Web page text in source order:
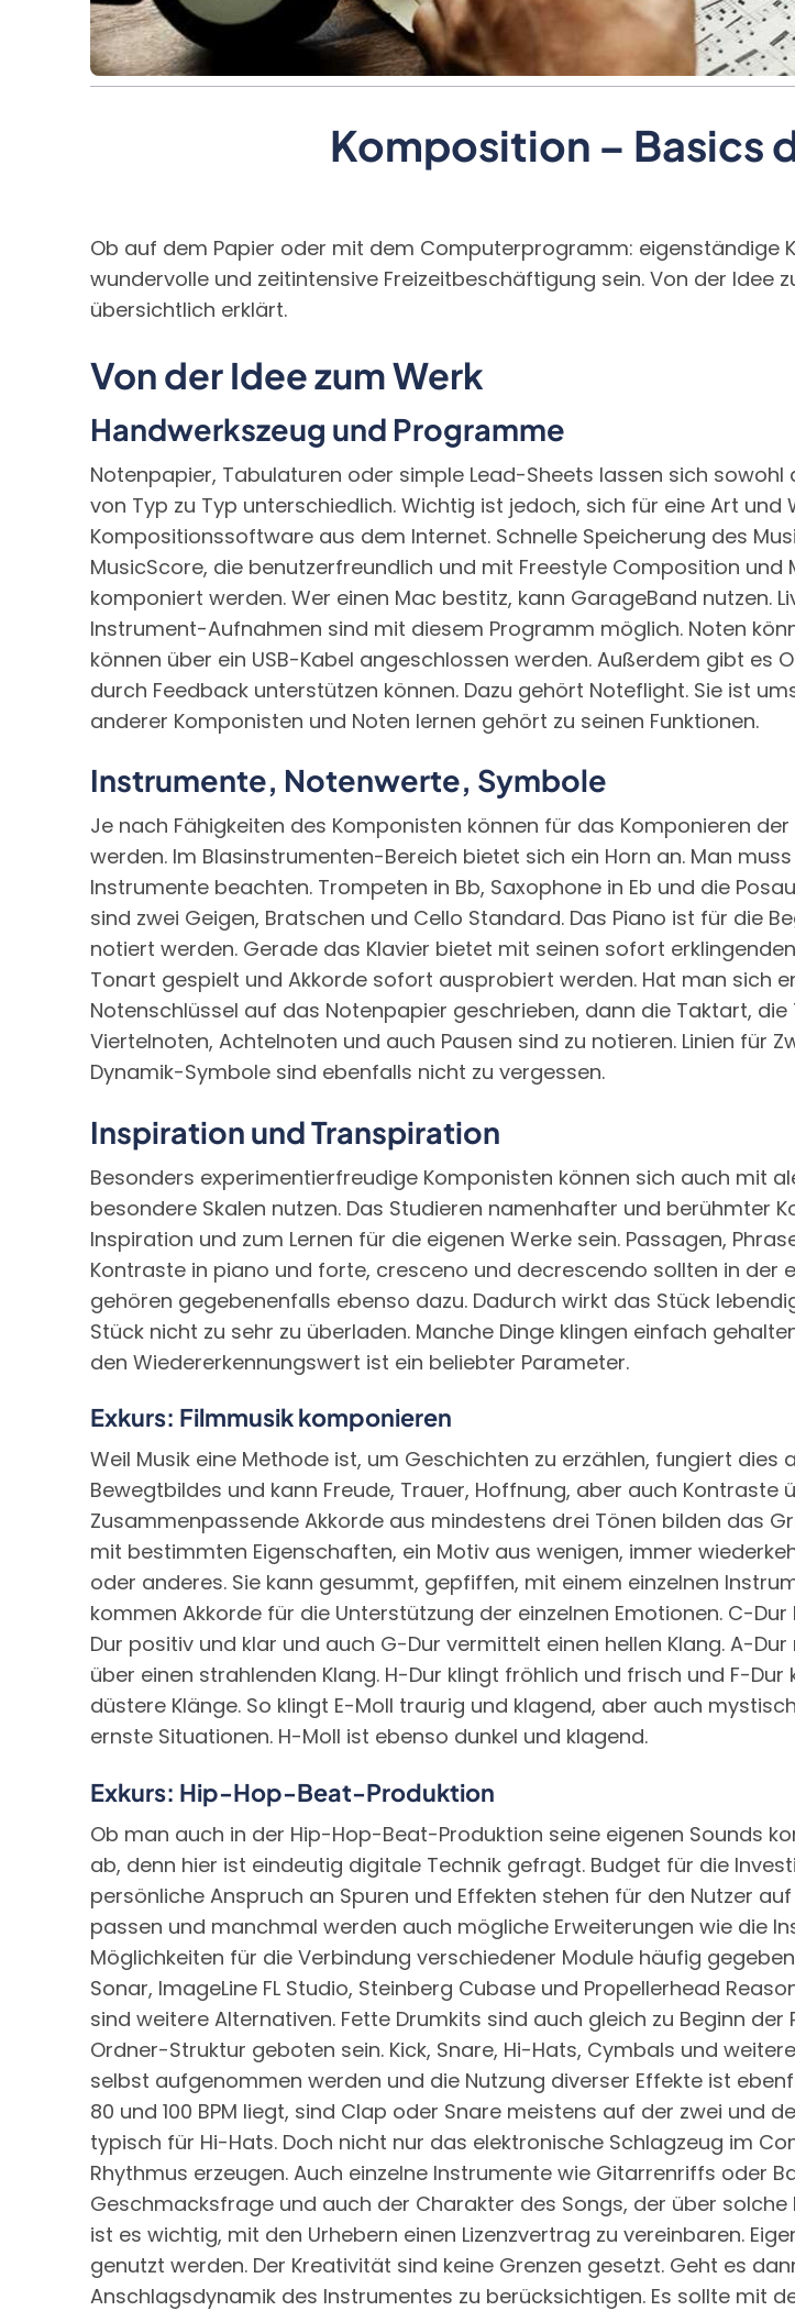
Komposition – Basics
Ob auf dem Papier oder mit dem Computerprogramm: eigenständige
wundervolle und zeitintensive Freizeitbeschäftigung sein. Von der Idee
übersichtlich erklärt.
Von der Idee zum Werk
Handwerkszeug und Programme
Notenpapier, Tabulaturen oder simple Lead-Sheets lassen sich
von Typ zu Typ unterschiedlich. Wichtig ist jedoch, sich für eine Art
Kompositionssoftware aus dem Internet. Schnelle Speicherung des
MusicScore, die benutzerfreundlich und mit Freestyle Composition und
komponiert werden. Wer einen Mac bestitz, kann GarageBand nutzen.
Instrument-Aufnahmen sind mit diesem Programm möglich. Noten
können über ein USB-Kabel angeschlossen werden. Außerdem gibt
durch Feedback unterstützen können. Dazu gehört Noteflight. Sie ist
anderer Komponisten und Noten lernen gehört zu seinen Funktionen.
Instrumente, Notenwerte, Symbole
Je nach Fähigkeiten des Komponisten können für das Komponieren
werden. Im Blasinstrumenten-Bereich bietet sich ein Horn an. Man
Instrumente beachten. Trompeten in Bb, Saxophone in Eb und die
sind zwei Geigen, Bratschen und Cello Standard. Das Piano ist für die
notiert werden. Gerade das Klavier bietet mit seinen sofort
Tonart gespielt und Akkorde sofort ausprobiert werden. Hat man sich
Notenschlüssel auf das Notenpapier geschrieben, dann die Taktart,
Viertelnoten, Achtelnoten und auch Pausen sind zu notieren. Linien für
Dynamik-Symbole sind ebenfalls nicht zu vergessen.
Inspiration und Transpiration
Besonders experimentierfreudige Komponisten können sich auch mit
besondere Skalen nutzen. Das Studieren namenhafter und berühmter
Inspiration und zum Lernen für die eigenen Werke sein. Passagen,
Kontraste in piano und forte, cresceno und decrescendo sollten in der
gehören gegebenenfalls ebenso dazu. Dadurch wirkt das Stück
Stück nicht zu sehr zu überladen. Manche Dinge klingen einfach
den Wiedererkennungswert ist ein beliebter Parameter.
Exkurs: Filmmusik komponieren
Weil Musik eine Methode ist, um Geschichten zu erzählen, fungiert
Bewegtbildes und kann Freude, Trauer, Hoffnung, aber auch
Zusammenpassende Akkorde aus mindestens drei Tönen bilden das
mit bestimmten Eigenschaften, ein Motiv aus wenigen, immer
oder anderes. Sie kann gesummt, gepfiffen, mit einem einzelnen
kommen Akkorde für die Unterstützung der einzelnen Emotionen. C-
Dur positiv und klar und auch G-Dur vermittelt einen hellen Klang. A-
über einen strahlenden Klang. H-Dur klingt fröhlich und frisch und F-
düstere Klänge. So klingt E-Moll traurig und klagend, aber auch
ernste Situationen. H-Moll ist ebenso dunkel und klagend.
Exkurs: Hip-Hop-Beat-Produktion
Ob man auch in der Hip-Hop-Beat-Produktion seine eigenen Sounds
ab, denn hier ist eindeutig digitale Technik gefragt. Budget für die
persönliche Anspruch an Spuren und Effekten stehen für den Nutzer
passen und manchmal werden auch mögliche Erweiterungen wie die
Möglichkeiten für die Verbindung verschiedener Module häufig
Sonar, ImageLine FL Studio, Steinberg Cubase und Propellerhead
sind weitere Alternativen. Fette Drumkits sind auch gleich zu Beginn
Ordner-Struktur geboten sein. Kick, Snare, Hi-Hats, Cymbals und
selbst aufgenommen werden und die Nutzung diverser Effekte ist
80 und 100 BPM liegt, sind Clap oder Snare meistens auf der zwei und
typisch für Hi-Hats. Doch nicht nur das elektronische Schlagzeug im
Rhythmus erzeugen. Auch einzelne Instrumente wie Gitarrenriffs oder
Geschmacksfrage und auch der Charakter des Songs, der über
ist es wichtig, mit den Urhebern einen Lizenzvertrag zu vereinbaren.
genutzt werden. Der Kreativität sind keine Grenzen gesetzt. Geht es
Anschlagsdynamik des Instrumentes zu berücksichtigen. Es sollte mit